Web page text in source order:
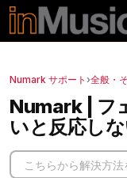
メインコンテンツ
Numark サポート ›全般・
Numark | フ
いと反応し